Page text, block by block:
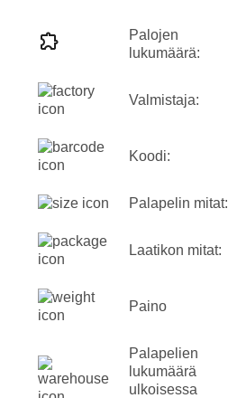
Palojen
lukumäärä:
Valmistaja:
Koodi:
Palapelin mitat:
Laatikon mitat:
Paino
Palapelien
lukumäärä
ulkoisessa